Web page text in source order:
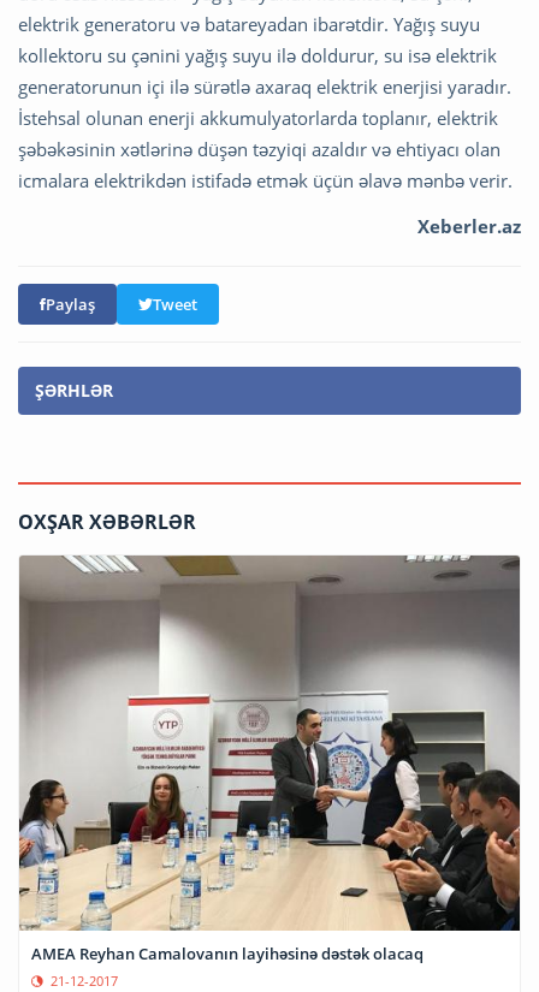
elektrik generatoru və batareyadan ibarətdir. Yağış suyu
kollektoru su çənini yağış suyu ilə doldurur, su isə elektrik
generatorunun içi ilə sürətlə axaraq elektrik enerjisi yaradır.
İstehsal olunan enerji akkumulyatorlarda toplanır, elektrik
şəbəkəsinin xətlərinə düşən təzyiqi azaldır və ehtiyacı olan
icmalara elektrikdən istifadə etmək üçün əlavə mənbə verir.
Xeberler.az
Paylaş Tweet
ŞƏRHLƏR
OXŞAR XƏBƏRLƏR
AMEA Reyhan Camalovanın layihəsinə dəstək olacaq
21-12-2017